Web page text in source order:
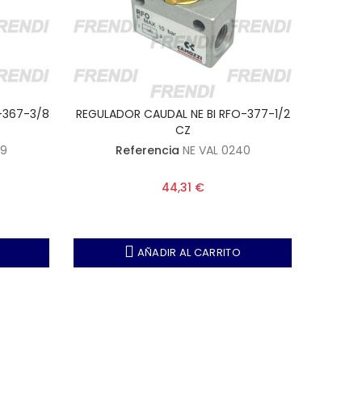
367-3/8
REGULADOR CAUDAL NE BI RFO-377-1/2
CZ
Referencia NE VAL 0240
44,31 €
AÑADIR AL CARRITO